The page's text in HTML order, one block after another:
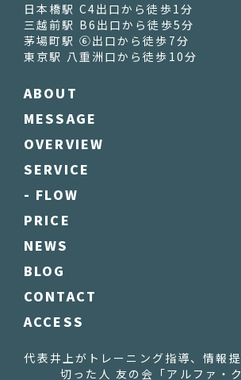
日本橋駅 C4出口から徒歩1分
三越前駅 B6出口から徒歩5分
茅場町駅 ⑥出口から徒歩7分
東京駅 八重洲口から徒歩10分
ABOUT
MESSAGE
OVERVIEW
SERVICE
- FLOW
PRICE
NEWS
BLOG
CONTACT
ACCESS
代表井上がトレーニング指導、情報
切った人 友の会「アルファ・